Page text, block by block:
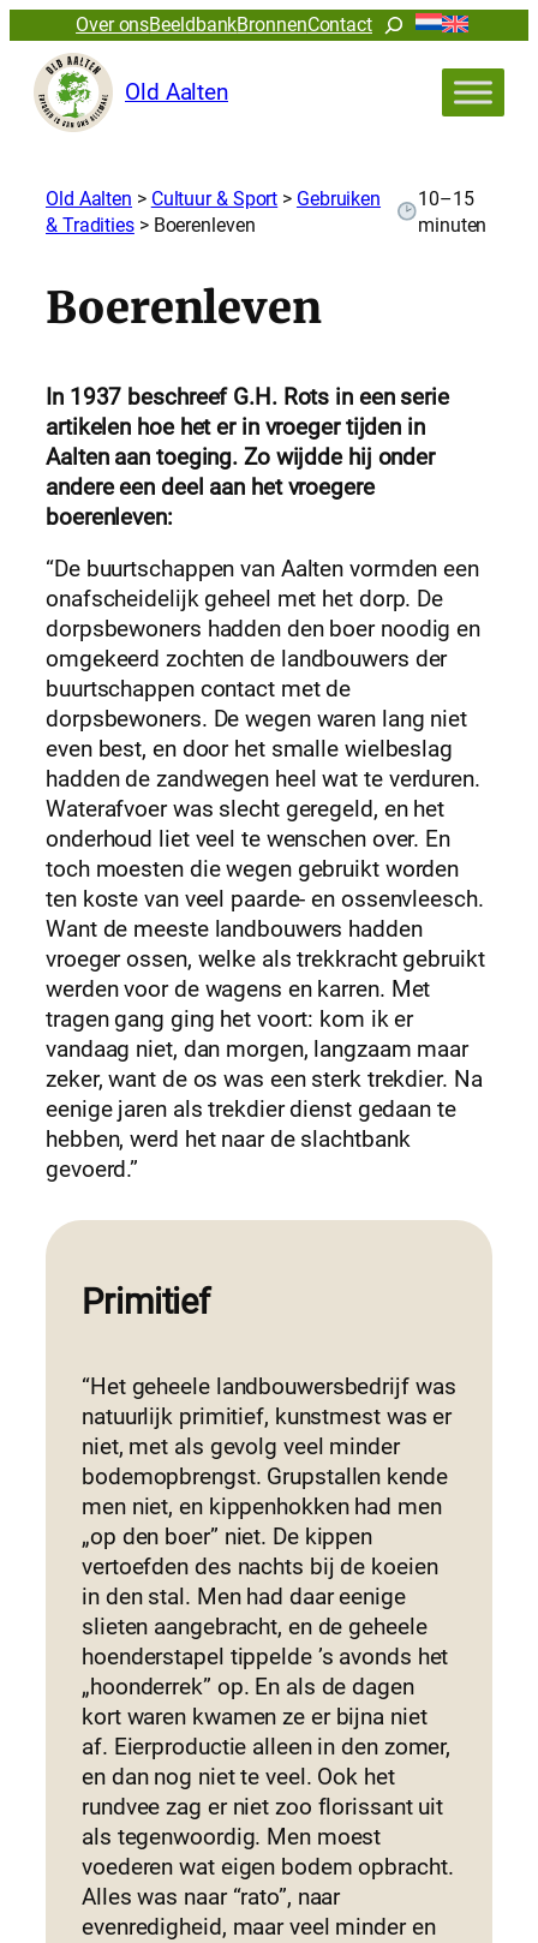
Over onsBeeldbankBronnenContactZoeken
Old Aalten
Old Aalten > Cultuur & Sport > Gebruiken
& Tradities> Boerenleven
10–15
minuten
Boerenleven
In 1937 beschreef G.H. Rots in een serie
artikelen hoe het er in vroeger tijden in
Aalten aan toeging. Zo wijdde hij onder
andere een deel aan het vroegere
boerenleven:
“De buurtschappen van Aalten vormden een
onafscheidelijk geheel met het dorp. De
dorpsbewoners hadden den boer noodig en
omgekeerd zochten de landbouwers der
buurtschappen contact met de
dorpsbewoners. De wegen waren lang niet
even best, en door het smalle wielbeslag
hadden de zandwegen heel wat te verduren.
Waterafvoer was slecht geregeld, en het
onderhoud liet veel te wenschen over. En
toch moesten die wegen gebruikt worden
ten koste van veel paarde- en ossenvleesch.
Want de meeste landbouwers hadden
vroeger ossen, welke als trekkracht gebruikt
werden voor de wagens en karren. Met
tragen gang ging het voort: kom ik er
vandaag niet, dan morgen, langzaam maar
zeker, want de os was een sterk trekdier. Na
eenige jaren als trekdier dienst gedaan te
hebben, werd het naar de slachtbank
gevoerd.”
Primitief
“Het geheele landbouwersbedrijf was
natuurlijk primitief, kunstmest was er
niet, met als gevolg veel minder
bodemopbrengst. Grupstallen kende
men niet, en kippenhokken had men
„op den boer” niet. De kippen
vertoefden des nachts bij de koeien
in den stal. Men had daar eenige
slieten aangebracht, en de geheele
hoenderstapel tippelde ’s avonds het
„hoonderrek” op. En als de dagen
kort waren kwamen ze er bijna niet
af. Eierproductie alleen in den zomer,
en dan nog niet te veel. Ook het
rundvee zag er niet zoo florissant uit
als tegenwoordig. Men moest
voederen wat eigen bodem opbracht.
Alles was naar “rato”, naar
evenredigheid, maar veel minder en